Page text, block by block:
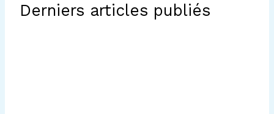
Derniers articles publiés